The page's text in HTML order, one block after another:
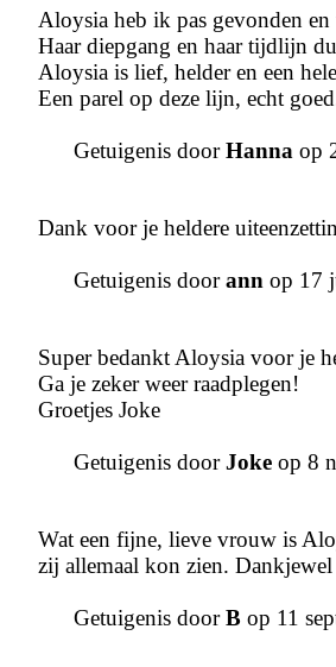
Aloysia heb ik pas gevonden en
Haar diepgang en haar tijdlijn
Aloysia is lief, helder en een
Een parel op deze lijn, echt
Getuigenis doorHanna op
Dank voor je heldere
Getuigenis doorann op 17
Super bedankt Aloysia voor je
Ga je zeker weer raadplegen!
Groetjes Joke
Getuigenis doorJoke op 8
Wat een fijne, lieve vrouw is
zij allemaal kon zien.
Getuigenis doorB op 11